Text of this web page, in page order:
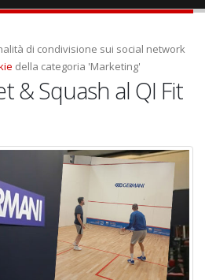
di condivisione sui social network
della categoria 'Marketing'
& Squash al QI Fit